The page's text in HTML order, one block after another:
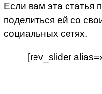
Если вам эта статья
поделиться ей со
социальных сетях.
[rev_slider